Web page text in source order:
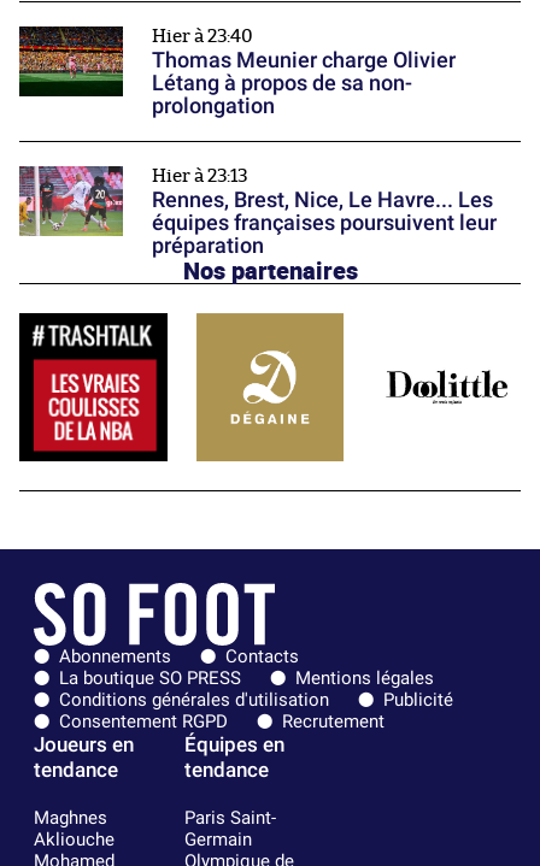
Hier à 23:40
Thomas Meunier charge Olivier
Létang à propos de sa non-
prolongation
Hier à 23:13
Rennes, Brest, Nice, Le Havre... Les
équipes françaises poursuivent leur
préparation
Nos partenaires
Abonnements
Contacts
La boutique SO PRESS
Mentions légales
Conditions générales d'utilisation
Publicité
Consentement RGPD
Recrutement
Joueurs en
tendance
Maghnes
Akliouche
Mohamed
Équipes en
tendance
Paris Saint-
Germain
Olympique de